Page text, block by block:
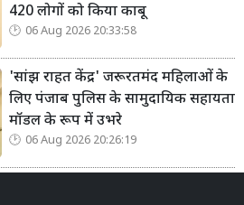
420 लोगों को किया काबू
06 Aug 2026 20:33:58
'सांझ राहत केंद्र' जरूरतमंद महिलाओं के
लिए पंजाब पुलिस के सामुदायिक सहायता
मॉडल के रूप में उभरे
06 Aug 2026 20:26:19